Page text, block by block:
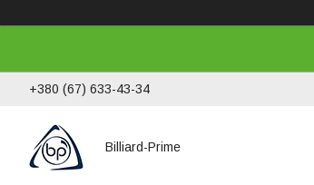
+380 (67) 633-43-34
Billiard-Prime